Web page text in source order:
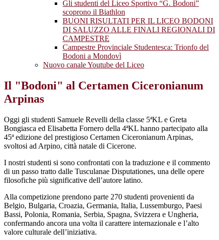
Gli studenti del Liceo Sportivo “G. Bodoni”
scoprono il Biathlon
BUONI RISULTATI PER IL LICEO BODONI
DI SALUZZO ALLE FINALI REGIONALI DI
CAMPESTRE
Campestre Provinciale Studentesca: Trionfo del
Bodoni a Mondovì
Nuovo canale Youtube del Liceo
Il "Bodoni" al Certamen Ciceronianum
Arpinas
Oggi gli studenti Samuele Revelli della classe 5ªKL e Greta
Bongiasca ed Elisabetta Fornero della 4ªKL hanno partecipato alla
45ª edizione del prestigioso Certamen Ciceronianum Arpinas,
svoltosi ad Arpino, città natale di Cicerone.
I nostri studenti si sono confrontati con la traduzione e il commento
di un passo tratto dalle Tusculanae Disputationes, una delle opere
filosofiche più significative dell’autore latino.
Alla competizione prendono parte 270 studenti provenienti da
Belgio, Bulgaria, Croazia, Germania, Italia, Lussemburgo, Paesi
Bassi, Polonia, Romania, Serbia, Spagna, Svizzera e Ungheria,
confermando ancora una volta il carattere internazionale e l’alto
valore culturale dell’iniziativa.